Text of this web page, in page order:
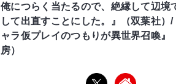
俺につらく当たるので、絶縁して辺境
して出直すことにした。』（双葉社）/
ャラ仮プレイのつもりが異世界召喚』
房）